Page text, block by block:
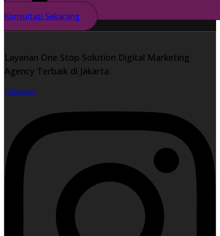
Konsultasi Sekarang
Layanan One Stop Solution Digital Marketing
Agency Terbaik di Jakarta
Instagram